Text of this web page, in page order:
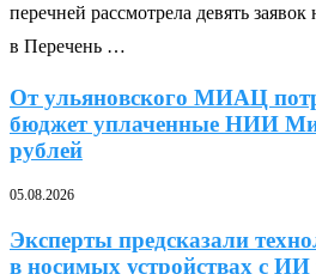
перечней рассмотрела девять
в Перечень …
От ульяновского МИАЦ
бюджет уплаченные НИИ
рублей
05.08.2026
Эксперты предсказали
в носимых устройствах с ИИ